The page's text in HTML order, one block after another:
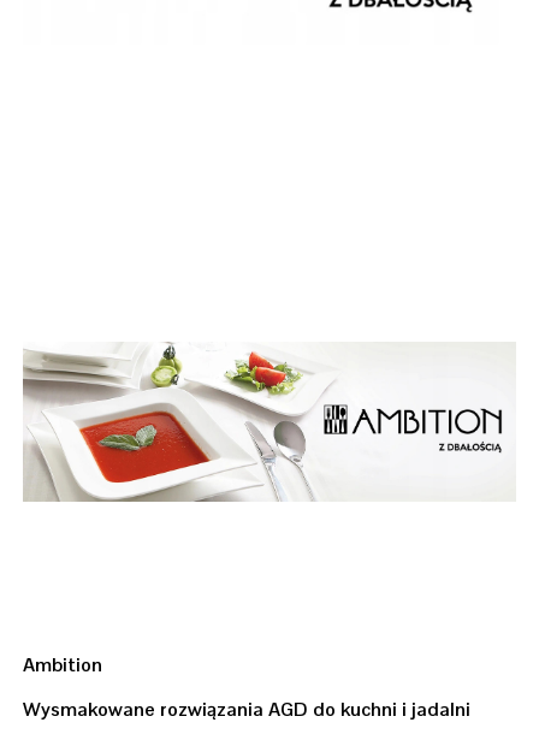
Ambition
Wysmakowane rozwiązania AGD do kuchni i jadalni